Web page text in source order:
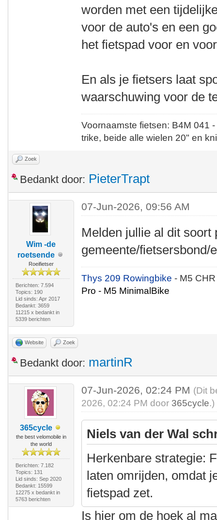
worden met een
voor de auto's en een
het fietspad voor en
En als je fietsers laat
waarschuwing voor de
Voornaamste fietsen: B4M
trike, beide alle wielen 20" en
Zoek
Bedankt door: PieterTrapt
Wim -de
roetsende
Roeifietser
Berichten: 7.594
Topics: 190
Lid sinds: Apr 2017
Bedankt: 3659
11215 x bedankt in
5339 berichten
07-Jun-2026, 09:56 AM
Melden jullie al dit soort
gemeente/fietsersbond/
Thys 209 Rowingbike- M5
Pro - M5 MinimalBike
Website Zoek
Bedankt door: martinR
365cycle
the best velomobile in
the world
Berichten: 7.182
Topics: 131
Lid sinds: Sep 2020
Bedankt: 15599
12275 x bedankt in
5763 berichten
07-Jun-2026, 02:24 PM (Dit
2026, 02:24 PM door 365cycle.)
Niels van der Wal
Herkenbare strategie:
laten omrijden, omdat
fietspad zet.
Is hier om de hoek al